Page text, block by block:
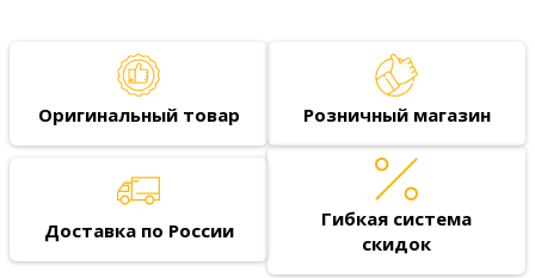
Оригинальный товар Розничный магазин
Доставка по России
Гибкая система
скидок